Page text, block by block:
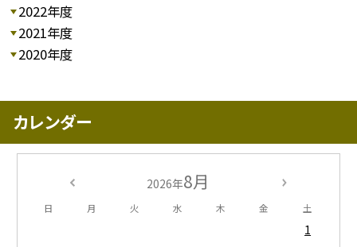
2022年度
2021年度
2020年度
カレンダー
2026年8月
日 月 火 水 木 金 土
1